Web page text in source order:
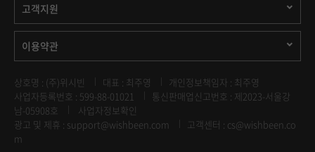
고객지원
이용약관
상호명 : (주)위시빈 대표 : 최주영
개인정보책임자 : 최주영
사업자등록번호 : 599-88-01021
통신판매업신고번호 : 제2023-서울강
남-05908호
사업자정보확인
광고 및 제휴 : support@wishbeen.com
고객센터 : cs@wishbeen.co
m